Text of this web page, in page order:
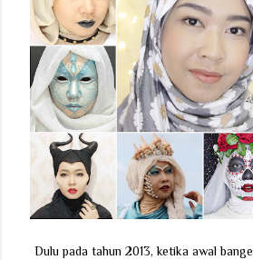
Dulu pada tahun 2013, ketika awal